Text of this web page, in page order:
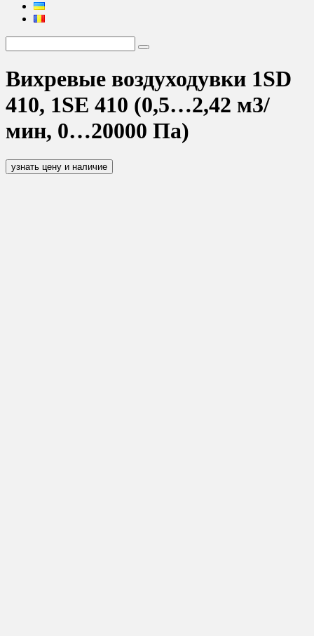
Вихревые воздуходувки 1SD
410, 1SE 410 (0,5…2,42 м3/
мин, 0…20000 Па)
узнать цену и наличие